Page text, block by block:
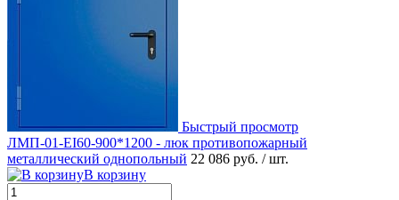
Быстрый просмотр
ЛМП-01-EI60-900*1200 - люк противопожарный
металлический однопольный 22 086 руб. / шт.
В корзину